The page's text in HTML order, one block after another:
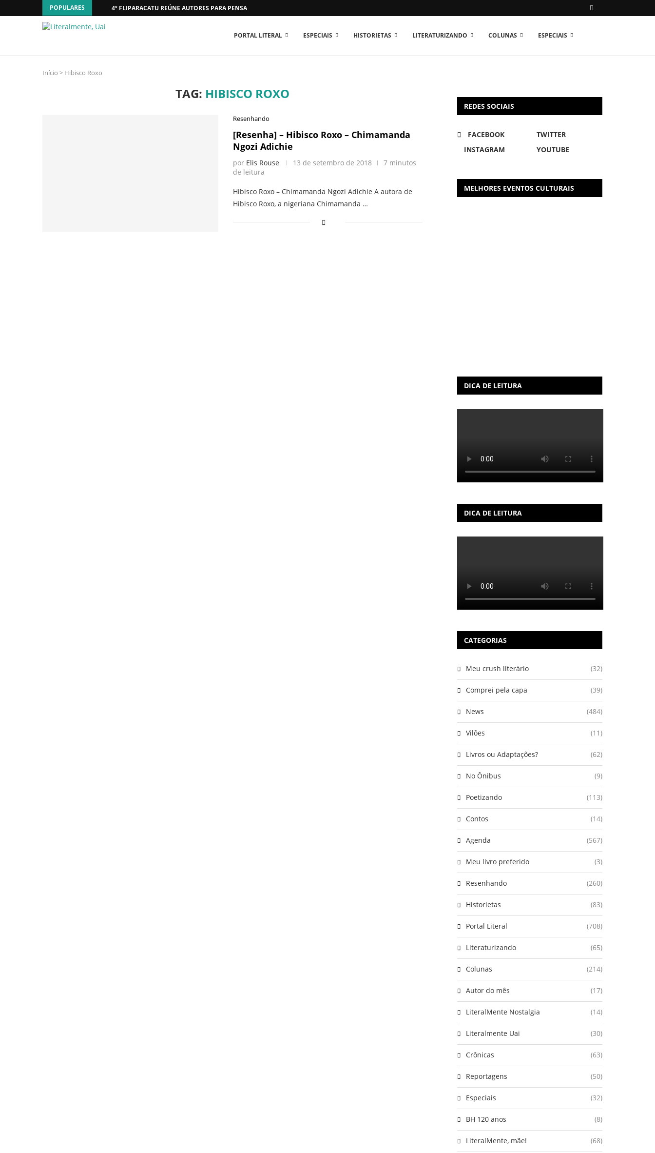
POPULARES 4º FLIPARACATU REÚNE AUTORES PARA PENSAR O MUNDO...
PORTAL LITERAL ESPECIAIS HISTORIETAS LITERATURIZANDO COLUNAS ESPECIAIS
Início > Hibisco Roxo
TAG: HIBISCO ROXO
Resenhando
[Resenha] – Hibisco Roxo – Chimamanda
Ngozi Adichie
por Elis Rouse 13 de setembro de 2018
7 minutos
de leitura
Hibisco Roxo – Chimamanda Ngozi Adichie A autora de
Hibisco Roxo, a nigeriana Chimamanda …
REDES SOCIAIS
FACEBOOK
TWITTER
INSTAGRAM
YOUTUBE
MELHORES EVENTOS CULTURAIS
DICA DE LEITURA
DICA DE LEITURA
CATEGORIAS
Meu crush literário (32)
Comprei pela capa (39)
News (484)
Vilões (11)
Livros ou Adaptações? (62)
No Ônibus (9)
Poetizando (113)
Contos (14)
Agenda (567)
Meu livro preferido (3)
Resenhando (260)
Historietas (83)
Portal Literal (708)
Literaturizando (65)
Colunas (214)
Autor do mês (17)
LiteralMente Nostalgia (14)
Literalmente Uai (30)
Crônicas (63)
Reportagens (50)
Especiais (32)
BH 120 anos (8)
LiteralMente, mãe! (68)